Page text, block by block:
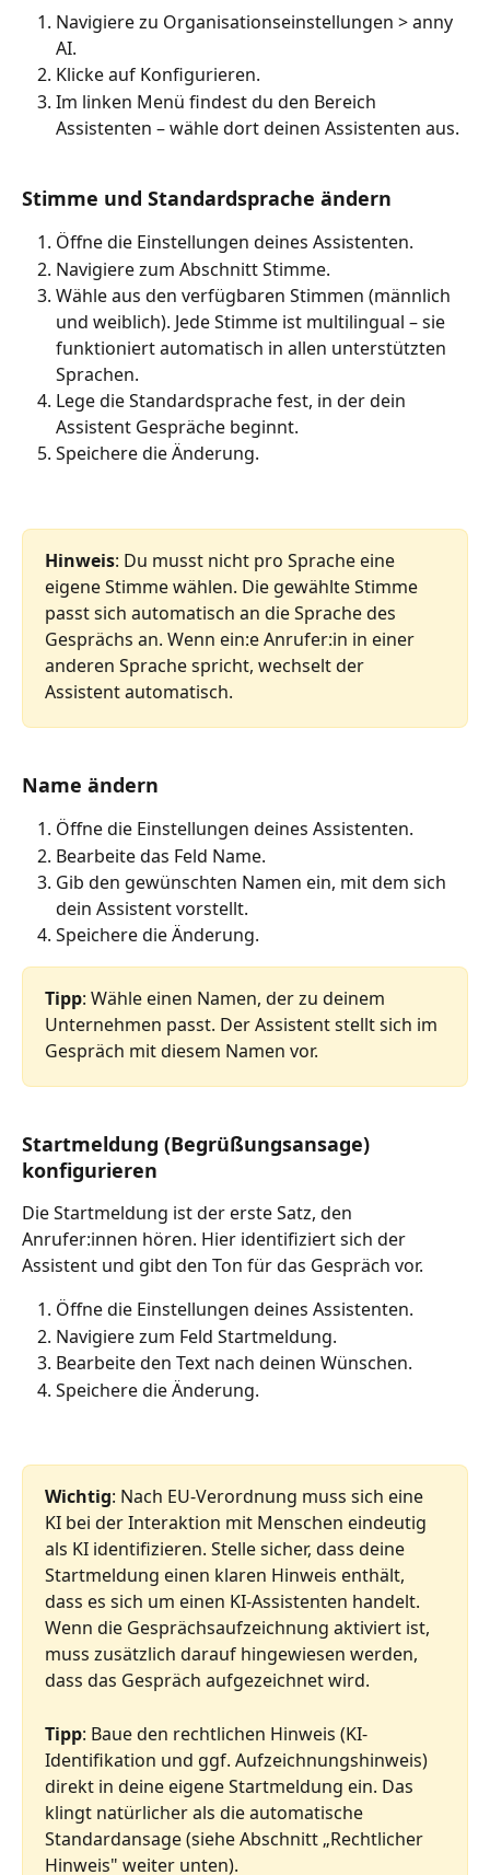
Navigiere zu Organisationseinstellungen > anny
AI.
Klicke auf Konfigurieren.
Im linken Menü findest du den Bereich
Assistenten – wähle dort deinen Assistenten aus.
Stimme und Standardsprache ändern
Öffne die Einstellungen deines Assistenten.
Navigiere zum Abschnitt Stimme.
Wähle aus den verfügbaren Stimmen (männlich
und weiblich). Jede Stimme ist multilingual – sie
funktioniert automatisch in allen unterstützten
Sprachen.
Lege die Standardsprache fest, in der dein
Assistent Gespräche beginnt.
Speichere die Änderung.
Hinweis: Du musst nicht pro Sprache eine
eigene Stimme wählen. Die gewählte Stimme
passt sich automatisch an die Sprache des
Gesprächs an. Wenn ein:e Anrufer:in in einer
anderen Sprache spricht, wechselt der
Assistent automatisch.
Name ändern
Öffne die Einstellungen deines Assistenten.
Bearbeite das Feld Name.
Gib den gewünschten Namen ein, mit dem sich
dein Assistent vorstellt.
Speichere die Änderung.
Tipp: Wähle einen Namen, der zu deinem
Unternehmen passt. Der Assistent stellt sich im
Gespräch mit diesem Namen vor.
Startmeldung (Begrüßungsansage)
konfigurieren
Die Startmeldung ist der erste Satz, den
Anrufer:innen hören. Hier identifiziert sich der
Assistent und gibt den Ton für das Gespräch vor.
Öffne die Einstellungen deines Assistenten.
Navigiere zum Feld Startmeldung.
Bearbeite den Text nach deinen Wünschen.
Speichere die Änderung.
Wichtig: Nach EU-Verordnung muss sich eine
KI bei der Interaktion mit Menschen eindeutig
als KI identifizieren. Stelle sicher, dass deine
Startmeldung einen klaren Hinweis enthält,
dass es sich um einen KI-Assistenten handelt.
Wenn die Gesprächsaufzeichnung aktiviert ist,
muss zusätzlich darauf hingewiesen werden,
dass das Gespräch aufgezeichnet wird.
Tipp: Baue den rechtlichen Hinweis (KI-
Identifikation und ggf. Aufzeichnungshinweis)
direkt in deine eigene Startmeldung ein. Das
klingt natürlicher als die automatische
Standardansage (siehe Abschnitt „Rechtlicher
Hinweis" weiter unten).